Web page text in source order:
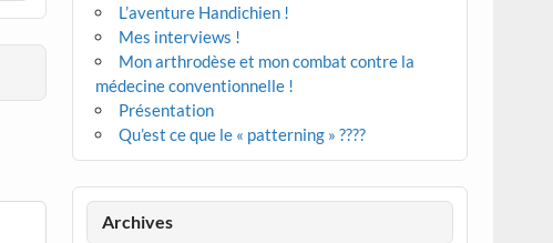
L’aventure Handichien !
Mes interviews !
Mon arthrodèse et mon combat contre la
médecine conventionnelle !
Présentation
Qu’est ce que le « patterning » ????
Archives